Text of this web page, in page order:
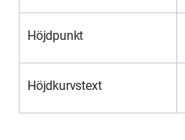
Höjdpunkt
Höjdkurvstext